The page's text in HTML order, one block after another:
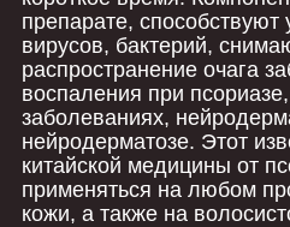
препарате, способствуют
вирусов, бактерий,
распространение очага
воспаления при
заболеваниях,
нейродерматозе. Этот
китайской медицины от
применяться на любом
кожи, а также на